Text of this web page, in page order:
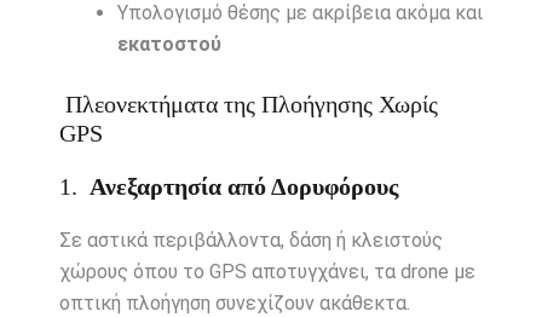
Υπολογισμό θέσης με ακρίβεια ακόμα και
εκατοστού
Πλεονεκτήματα της Πλοήγησης Χωρίς
GPS
1. Ανεξαρτησία από Δορυφόρους
Σε αστικά περιβάλλοντα, δάση ή κλειστούς
χώρους όπου το GPS αποτυγχάνει, τα drone με
οπτική πλοήγηση συνεχίζουν ακάθεκτα.